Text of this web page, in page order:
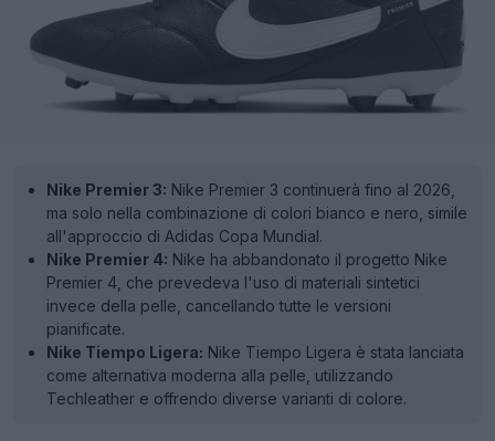
Nike Premier 3: Nike Premier 3 continuerà fino al 2026,
ma solo nella combinazione di colori bianco e nero, simile
all'approccio di Adidas Copa Mundial.
Nike Premier 4: Nike ha abbandonato il progetto Nike
Premier 4, che prevedeva l'uso di materiali sintetici
invece della pelle, cancellando tutte le versioni
pianificate.
Nike Tiempo Ligera: Nike Tiempo Ligera è stata lanciata
come alternativa moderna alla pelle, utilizzando
Techleather e offrendo diverse varianti di colore.